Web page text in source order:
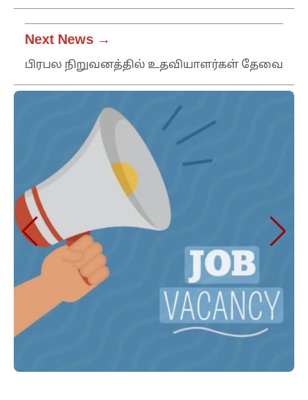
Next News →
பிரபல நிறுவனத்தில் உதவியாளர்கள் தேவை